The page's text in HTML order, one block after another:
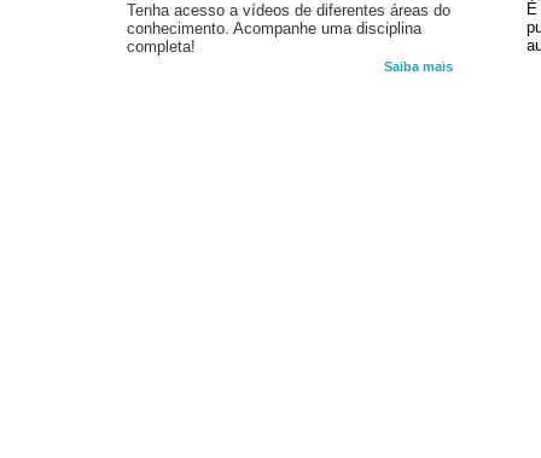
Tenha acesso a vídeos de diferentes áreas do
conhecimento. Acompanhe uma disciplina
completa!
Saiba mais